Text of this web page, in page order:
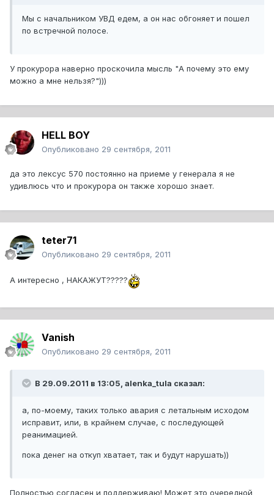
Мы с начальником УВД едем, а он нас обгоняет и пошел
по встречной полосе.
У прокурора наверно проскочила мысль "А почему это ему
можно а мне нельзя?")))
HELL BOY
Опубликовано 29 сентября, 2011
да это лексус 570 постоянно на приеме у генерала я не
удивлюсь что и прокурора он также хорошо знает.
teter71
Опубликовано 29 сентября, 2011
А интересно , НАКАЖУТ?????
Vanish
Опубликовано 29 сентября, 2011
В 29.09.2011 в 13:05, alenka_tula сказал:
а, по-моему, таких только авария с летальным исходом
исправит, или, в крайнем случае, с последующей
реанимацией.
пока денег на откуп хватает, так и будут нарушать))
Полностью согласен и поддерживаю! Может это очередной